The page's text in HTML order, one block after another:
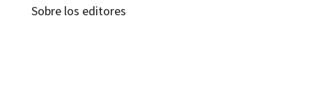
Sobre los editores